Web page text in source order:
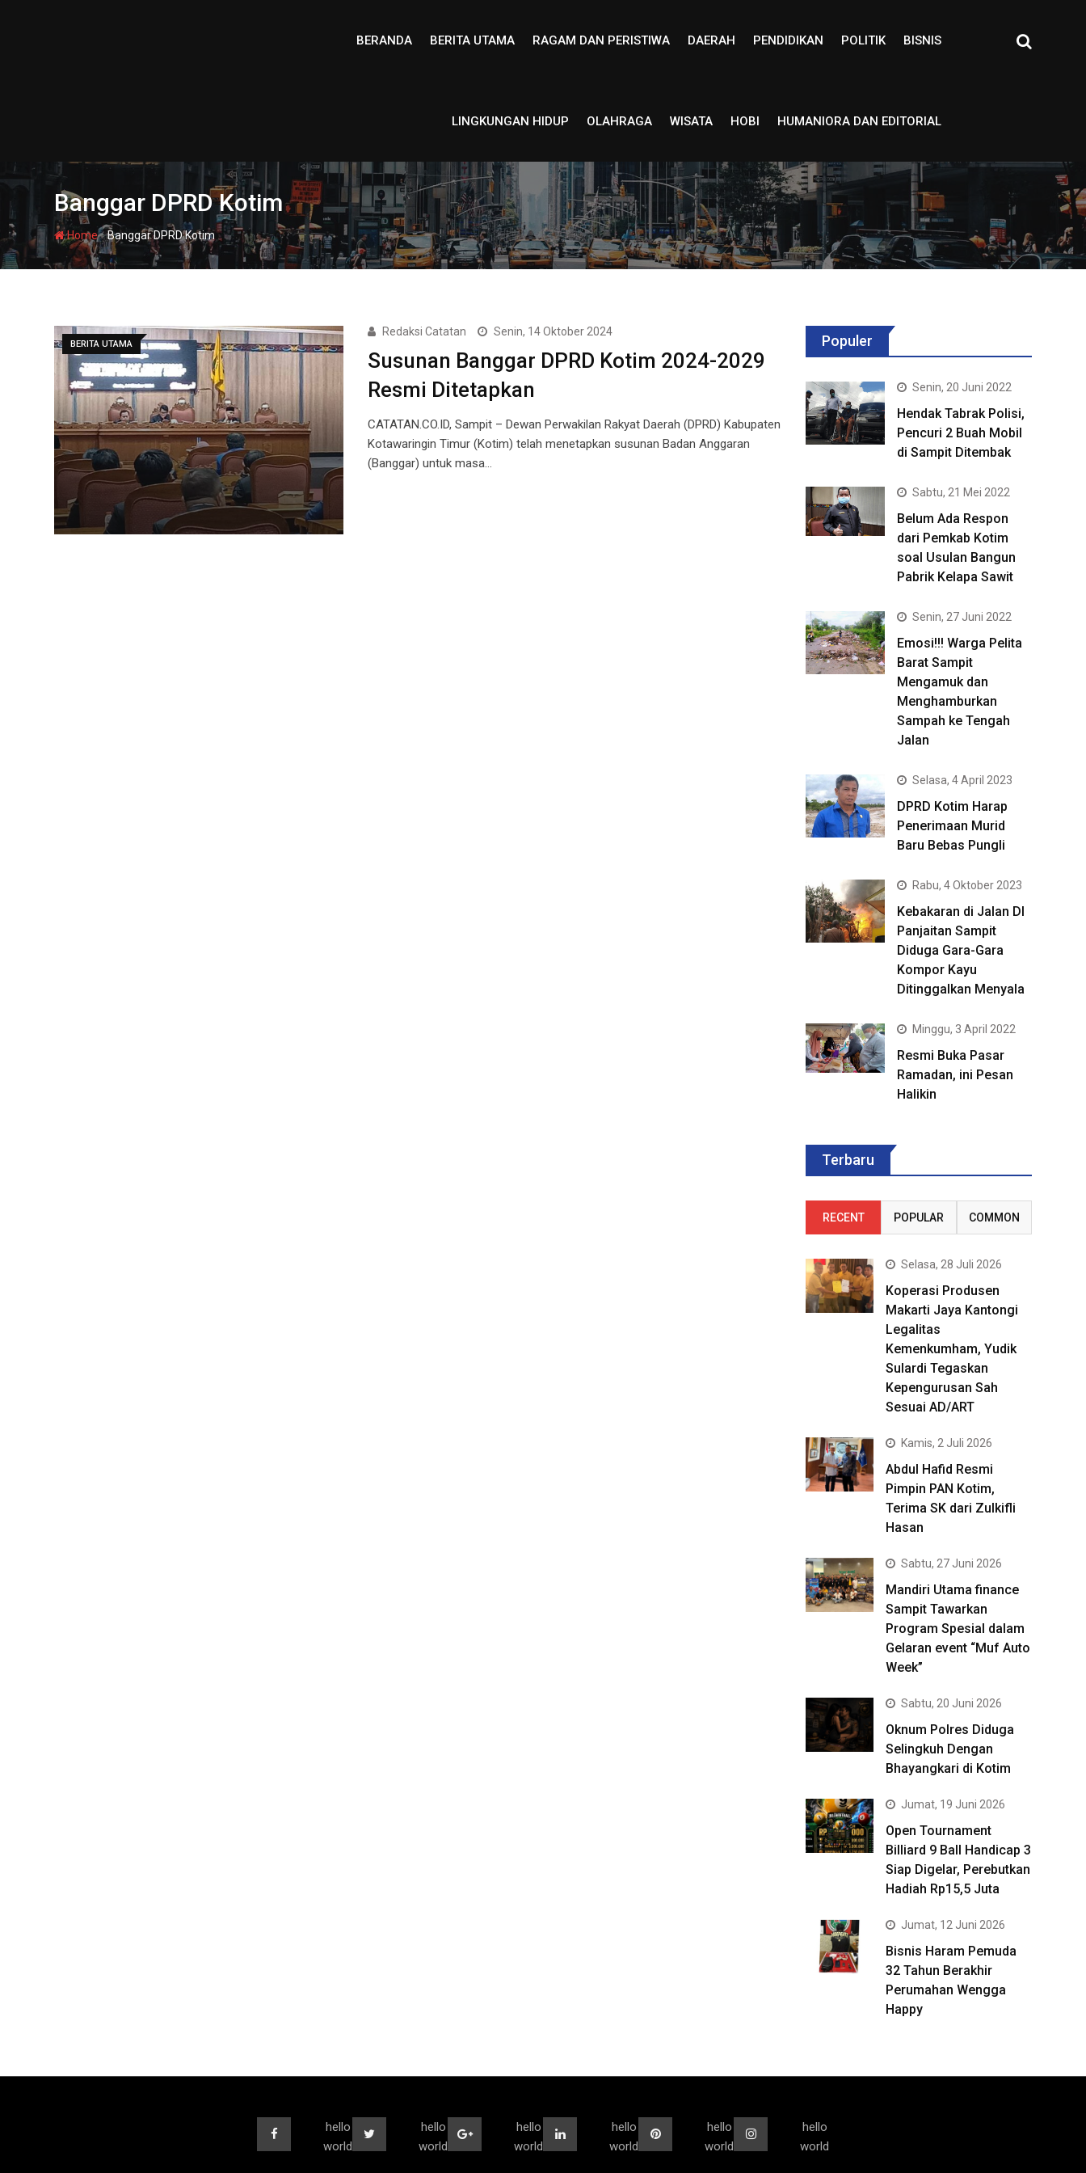
BERANDA BERITA UTAMA RAGAM DAN PERISTIWA DAERAH PENDIDIKAN POLITIK BISNIS
LINGKUNGAN HIDUP OLAHRAGA WISATA HOBI HUMANIORA DAN EDITORIAL
Banggar DPRD Kotim
Home-Banggar DPRD Kotim
BERITA UTAMA
Redaksi Catatan Senin, 14 Oktober 2024
Susunan Banggar DPRD Kotim 2024-2029
Resmi Ditetapkan
CATATAN.CO.ID, Sampit – Dewan Perwakilan Rakyat Daerah (DPRD) Kabupaten
Kotawaringin Timur (Kotim) telah menetapkan susunan Badan Anggaran
(Banggar) untuk masa…
Populer
Senin, 20 Juni 2022
Hendak Tabrak Polisi,
Pencuri 2 Buah Mobil
di Sampit Ditembak
Sabtu, 21 Mei 2022
Belum Ada Respon
dari Pemkab Kotim
soal Usulan Bangun
Pabrik Kelapa Sawit
Senin, 27 Juni 2022
Emosi!!! Warga Pelita
Barat Sampit
Mengamuk dan
Menghamburkan
Sampah ke Tengah
Jalan
Selasa, 4 April 2023
DPRD Kotim Harap
Penerimaan Murid
Baru Bebas Pungli
Rabu, 4 Oktober 2023
Kebakaran di Jalan DI
Panjaitan Sampit
Diduga Gara-Gara
Kompor Kayu
Ditinggalkan Menyala
Minggu, 3 April 2022
Resmi Buka Pasar
Ramadan, ini Pesan
Halikin
Terbaru
RECENT POPULAR COMMON
Selasa, 28 Juli 2026
Koperasi Produsen
Makarti Jaya Kantongi
Legalitas
Kemenkumham, Yudik
Sulardi Tegaskan
Kepengurusan Sah
Sesuai AD/ART
Kamis, 2 Juli 2026
Abdul Hafid Resmi
Pimpin PAN Kotim,
Terima SK dari Zulkifli
Hasan
Sabtu, 27 Juni 2026
Mandiri Utama finance
Sampit Tawarkan
Program Spesial dalam
Gelaran event “Muf Auto
Week”
Sabtu, 20 Juni 2026
Oknum Polres Diduga
Selingkuh Dengan
Bhayangkari di Kotim
Jumat, 19 Juni 2026
Open Tournament
Billiard 9 Ball Handicap 3
Siap Digelar, Perebutkan
Hadiah Rp15,5 Juta
Jumat, 12 Juni 2026
Bisnis Haram Pemuda
32 Tahun Berakhir
Perumahan Wengga
Happy
hello
world
hello
world
hello
world
hello
world
hello
world
hello
world